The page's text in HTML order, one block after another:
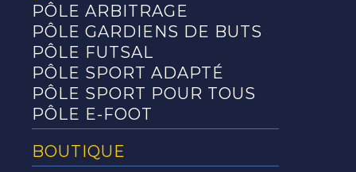
PÔLE ARBITRAGE
PÔLE GARDIENS DE BUTS
PÔLE FUTSAL
PÔLE SPORT ADAPTÉ
PÔLE SPORT POUR TOUS
PÔLE E-FOOT
BOUTIQUE